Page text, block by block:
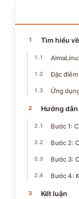
Tìm hiểu
Đặc
Ứng
Hướng
Bước 1:
Bước 2:
Bước 3:
Bước 4:
Kết luận